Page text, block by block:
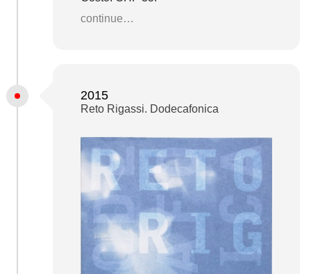
continue…
2015
Reto Rigassi. Dodecafonica